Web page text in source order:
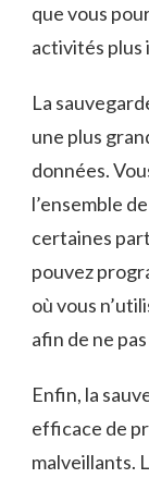
que vous
activités plus
La
une plus
données.
l’ensemble
certaines
pouvez
où vous
afin de ne‍
Enfin, la‌
efficace‍ de
malveillants.